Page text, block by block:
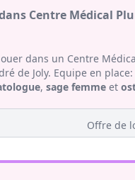
Centre Médical
dans un Centre
de Joly. Equipe en place:
, sage femme et
Offre de